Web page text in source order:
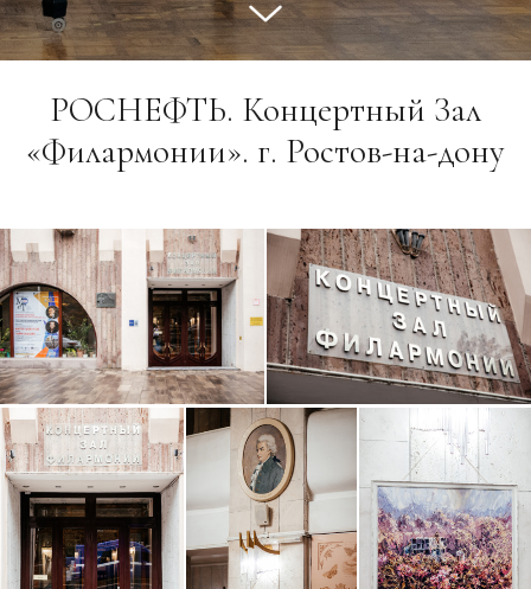
РОСНЕФТЬ. Концертный Зал
«Филармонии». г. Ростов-на-дону